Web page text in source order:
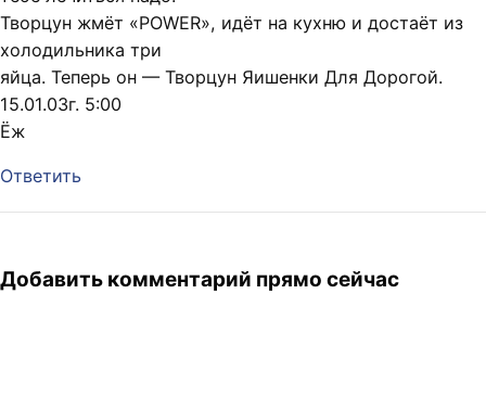
Творцун жмёт «POWER», идёт на кухню и достаёт из
холодильника три
яйца. Теперь он — Творцун Яишенки Для Дорогой.
15.01.03г. 5:00
Ёж
Ответить
Добавить комментарий прямо сейчас